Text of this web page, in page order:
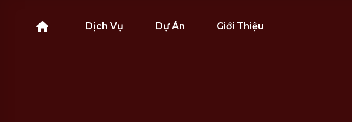
Dịch Vụ Dự Án Giới Thiệu